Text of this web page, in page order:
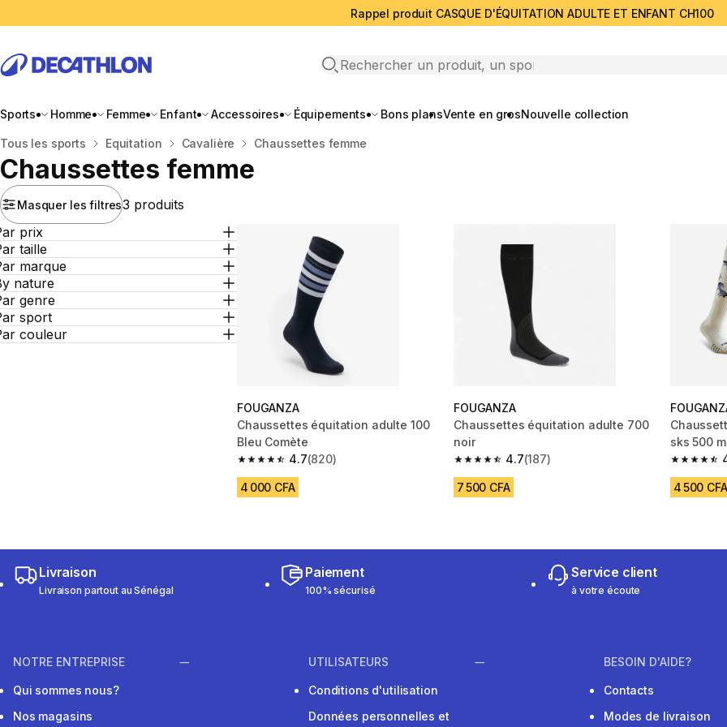
Rappel produit CASQUE D'ÉQUITATION ADULTE ET ENFANT CH100
Open search
Sports Homme Femme Enfant Accessoires Équipements Bons plansVente en grosNouvelle collection
Accueil
Tous les sports Equitation Cavalière Chaussettes femme
Chaussettes femme
Masquer les filtres3 produits
prix
taille
marque
nature
genre
sport
couleur
FOUGANZA
Chaussettes équitation adulte 100
Bleu Comète
4.7
4.7 out of 5 stars from 820 reviews
(820)
4 000 CFA
FOUGANZA
Chaussettes équitation adulte 700
noir
4.7
4.7 out of 5 stars from 187 reviews
(187)
7 500 CFA
sks 500
4.7 out of
4 500 CFA
Livraison
Livraison partout au Sénégal
Paiement
100% sécurisé
Service client
à votre écoute
NOTRE ENTREPRISE
Qui sommes nous?
Nos magasins
UTILISATEURS
Conditions d'utilisation
Données personnelles et
BESOIN D'AIDE?
Contacts
Modes de livraison